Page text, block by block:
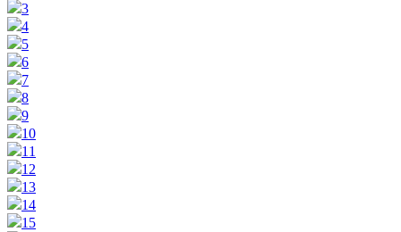
3
4
5
6
7
8
9
10
11
12
13
14
15